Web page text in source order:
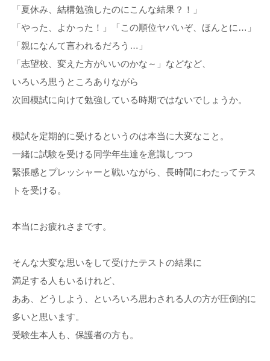
「夏休み、結構勉強したのにこんな結果？！」
「やった、よかった！」「この順位ヤバいぞ、ほんとに…」
「親になんて言われるだろう…」
「志望校、変えた方がいいのかな～」などなど、
いろいろ思うところありながら
次回模試に向けて勉強している時期ではないでしょうか。
模試を定期的に受けるというのは本当に大変なこと。
一緒に試験を受ける同学年生達を意識しつつ
緊張感とプレッシャーと戦いながら、長時間にわたってテス
トを受ける。
本当にお疲れさまです。
そんな大変な思いをして受けたテストの結果に
満足する人もいるけれど、
ああ、どうしよう、といろいろ思わされる人の方が圧倒的に
多いと思います。
受験生本人も、保護者の方も。